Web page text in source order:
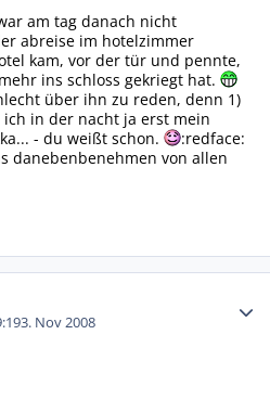
am tag danach nicht
abreise im hotelzimmer
kam, vor der tür und pennte,
ins schloss gekriegt hat.
über ihn zu reden, denn 1)
in der nacht ja erst mein
- du weißt schon.
:redface:
danebenbenehmen von allen
3. Nov 2008